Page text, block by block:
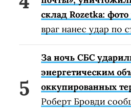
склад Rozetka:
враг нанес удар по
За ночь СБС
энергетическим
оккупированных
Роберт Бровди